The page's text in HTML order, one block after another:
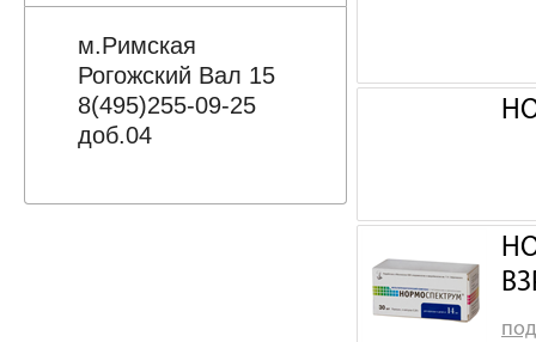
м.Римская
Рогожский Вал 15
8(495)255-09-25
доб.04